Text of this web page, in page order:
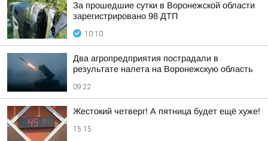
За прошедшие сутки в Воронежской области
зарегистрировано 98 ДТП
10:10
Два агропредприятия пострадали в
результате налета на Воронежскую область
09:22
Жестокий четверг! А пятница будет ещё хуже!
15:15